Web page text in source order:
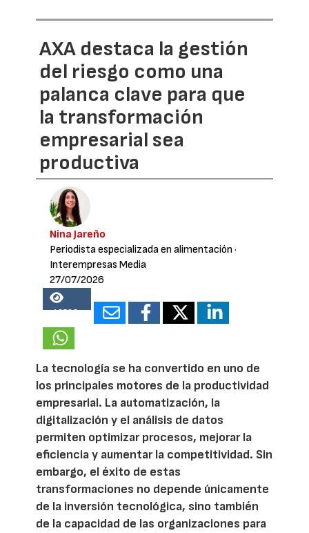
AXA destaca la gestión
del riesgo como una
palanca clave para que
la transformación
empresarial sea
productiva
Nina Jareño
Periodista especializada en alimentación ·
Interempresas Media
27/07/2026
13583
La tecnología se ha convertido en uno de
los principales motores de la productividad
empresarial. La automatización, la
digitalización y el análisis de datos
permiten optimizar procesos, mejorar la
eficiencia y aumentar la competitividad. Sin
embargo, el éxito de estas
transformaciones no depende únicamente
de la inversión tecnológica, sino también
de la capacidad de las organizaciones para